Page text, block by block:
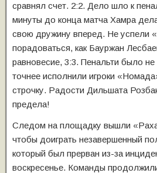
сравнял счет. 2:2. Дело шло к
минуты до конца матча Хамра
свою дружину вперед. Не успели
порадоваться, как Бауржан
равновесие, 3:3. Пенальти было
точнее исполнили игроки
строчку. Радости Дильшата
предела!
Следом на площадку вышли
чтобы доиграть незавершенный
который был прерван из-за
воскресенье. Команды